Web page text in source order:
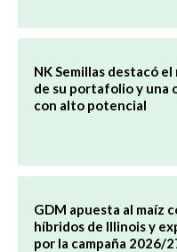
NK Semillas destacó
de su portafolio y una
con alto potencial
GDM apuesta al maíz
híbridos de Illinois y
por la campaña 2026/